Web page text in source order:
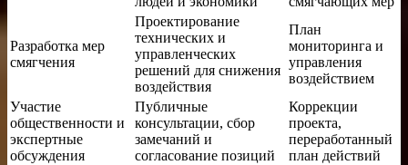
Разработка мер
смягчения
Проектирование
технических и
управленческих
решений для снижения
воздействия
План
мониторинга и
управления
воздействием
Участие
общественности и
экспертные
обсуждения
Публичные
консультации, сбор
замечаний и
согласование позиций
Коррекции
проекта,
переработанный
план действий